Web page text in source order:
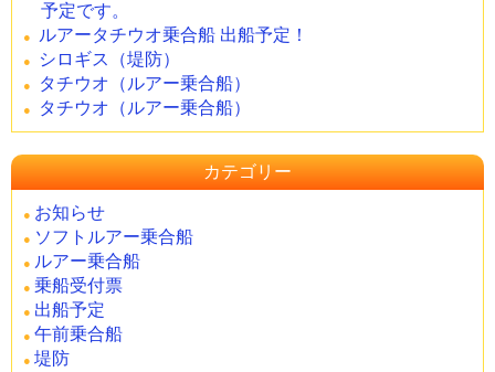
予定です。
ルアータチウオ乗合船 出船予定！
シロギス（堤防）
タチウオ（ルアー乗合船）
タチウオ（ルアー乗合船）
カテゴリー
お知らせ
ソフトルアー乗合船
ルアー乗合船
乗船受付票
出船予定
午前乗合船
堤防